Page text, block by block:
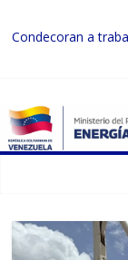
Condecoran a
labor tras el doble
Gobierno
Inspeccionan
en Carabobo
Gobierno Nacional